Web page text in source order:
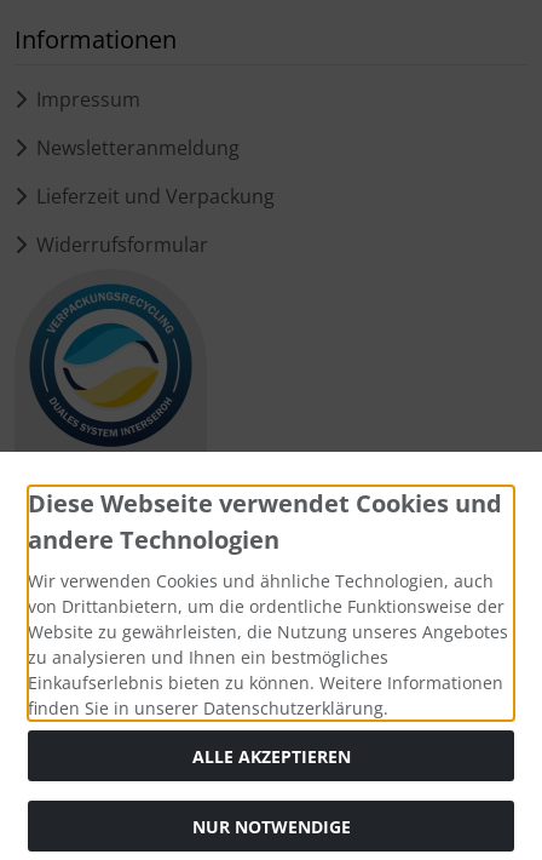
Informationen
Impressum
Newsletteranmeldung
Lieferzeit und Verpackung
Widerrufsformular
Zahlungsmethoden
Social Media
Widerrufsformular
Diese Webseite verwendet Cookies und
andere Technologien
Wir verwenden Cookies und ähnliche Technologien, auch
von Drittanbietern, um die ordentliche Funktionsweise der
Website zu gewährleisten, die Nutzung unseres Angebotes
zu analysieren und Ihnen ein bestmögliches
Einkaufserlebnis bieten zu können. Weitere Informationen
finden Sie in unserer Datenschutzerklärung.
ALLE AKZEPTIEREN
NUR NOTWENDIGE